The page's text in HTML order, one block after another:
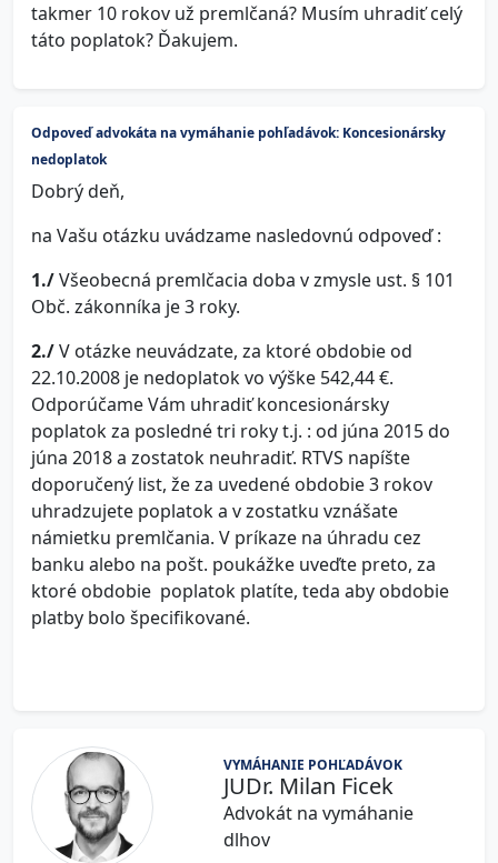
takmer 10 rokov už premlčaná? Musím uhradiť celý
táto poplatok? Ďakujem.
Odpoveď advokáta na vymáhanie pohľadávok: Koncesionársky
nedoplatok
Dobrý deň,
na Vašu otázku uvádzame nasledovnú odpoveď :
1./Všeobecná premlčacia doba v zmysle ust. § 101
Obč. zákonníka je 3 roky.
2./V otázke neuvádzate, za ktoré obdobie od
22.10.2008 je nedoplatok vo výške 542,44 €.
Odporúčame Vám uhradiť koncesionársky
poplatok za posledné tri roky t.j. : od júna 2015 do
júna 2018 a zostatok neuhradiť. RTVS napíšte
doporučený list, že za uvedené obdobie 3 rokov
uhradzujete poplatok a v zostatku vznášate
námietku premlčania. V príkaze na úhradu cez
banku alebo na pošt. poukážke uveďte preto, za
ktoré obdobie poplatok platíte, teda aby obdobie
platby bolo špecifikované.
VYMÁHANIE POHĽADÁVOK
JUDr. Milan Ficek
Advokát na vymáhanie
dlhov